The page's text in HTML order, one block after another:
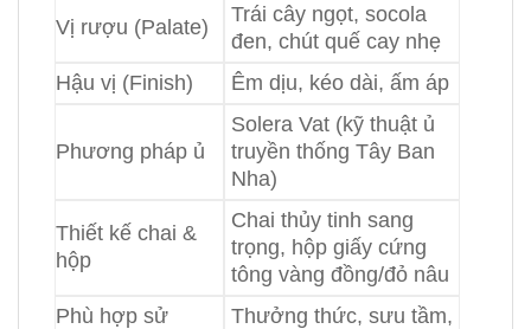
Vị rượu (Palate)
Trái cây ngọt, socola
đen, chút quế cay nhẹ
Hậu vị (Finish)
Êm dịu, kéo dài, ấm áp
Phương pháp ủ
Solera Vat (kỹ thuật ủ
truyền thống Tây Ban
Nha)
Thiết kế chai &
hộp
Chai thủy tinh sang
trọng, hộp giấy cứng
tông vàng đồng/đỏ nâu
Phù hợp sử
Thưởng thức, sưu tầm,